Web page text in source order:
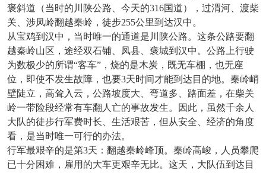
褒斜道（当时的川陕公路、今天的316国道），过渭河、渡柴
关、涉凤岭翻越秦岭，徒步255公里到达汉中。
从宝鸡到汉中，当时唯一的通道是川陕公路。这条公路要翻
越秦岭山区，途经双石铺、凤县、褒城到汉中。公路上行驶
为数极少的所谓“客车”，烧的是木炭，既无车棚，也无座
位，即使不发生故障，也要3天时间才能到达目的地。秦岭峭
壁陡立，高耸入云，公路坡度大、弯道多、路面差，在柴关
岭一带险段经常有车翻人亡的事故发生。因此，虽然千余人
大队的徒步行军费时长、生活艰苦，但从安全、经济的角度
看，是当时唯一可行的办法。
行军最艰辛的是第3天：翻越秦岭峰顶。秦岭高峻，人员攀爬
已十分困难，雇用的大车更艰辛无比。这天，大队伍到达目